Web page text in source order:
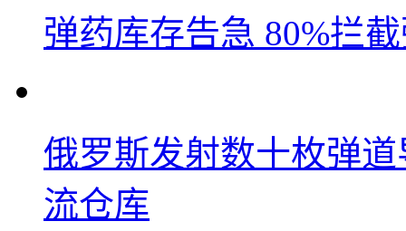
弹药库存告急 80%拦
俄罗斯发射数十枚弹
流仓库